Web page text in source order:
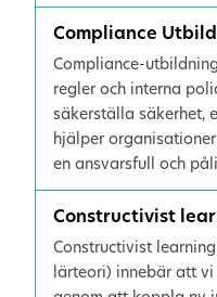
Compliance
Compliance-
regler och interna
säkerställa säkerhet,
hjälper
en ansvarsfull och
Constructivist
Constructivist
lärteori) innebär att